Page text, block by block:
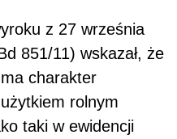
z 27 września
851/11) wskazał, że
charakter
rolnym
taki w ewidencji